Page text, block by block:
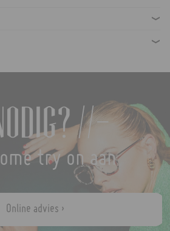
›
›
//-
try on aan
Online advies ›